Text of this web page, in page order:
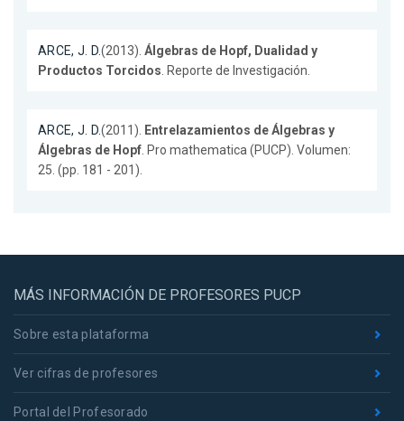
ARCE, J. D.(2013).Álgebras de Hopf, Dualidad y
Productos Torcidos. Reporte de Investigación.
ARCE, J. D.(2011). Entrelazamientos de Álgebras y
Álgebras de Hopf. Pro mathematica (PUCP). Volumen:
25. (pp. 181 - 201).
MÁS INFORMACIÓN DE PROFESORES PUCP
Sobre esta plataforma
Ver cifras de profesores
Portal del Profesorado